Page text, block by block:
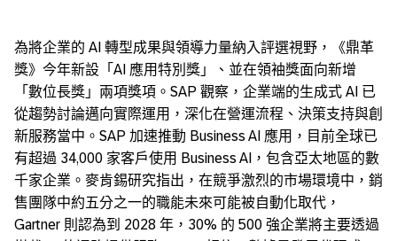
為將企業的 AI 轉型成果與領導力量納入評選視野，《鼎革
獎》今年新設「AI 應用特別獎」、並在領袖獎面向新增
「數位長獎」兩項獎項。SAP 觀察，企業端的生成式 AI 已
從趨勢討論邁向實際運用，深化在營運流程、決策支持與創
新服務當中。SAP 加速推動 Business AI 應用，目前全球已
有超過 34,000 家客戶使用 Business AI，包含亞太地區的數
千家企業。麥肯錫研究指出，在競爭激烈的市場環境中，銷
售團隊中約五分之一的職能未來可能被自動化取代，
Gartner 則認為到 2028 年，30% 的 500 強企業將主要透過